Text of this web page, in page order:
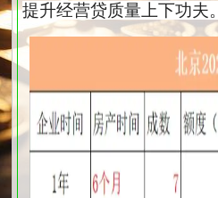
提升经营贷质量上下功夫。